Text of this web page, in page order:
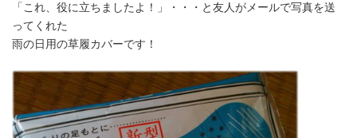
「これ、役に立ちましたよ！」・・・と友人がメールで写真を送
ってくれた
雨の日用の草履カバーです！